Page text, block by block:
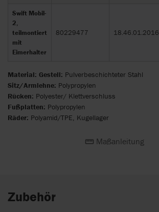
Swift Mobil-
2,
teilmontiert
mit
Eimerhalter
80229477 18.46.01.2016
Material: Gestell: Pulverbeschichteter Stahl
Sitz/Armlehne: Polypropylen
Rücken: Polyester/ Klettverschluss
Fußplatten: Polypropylen
Räder: Polyamid/TPE, Kugellager
Maßanleitung
Zubehör